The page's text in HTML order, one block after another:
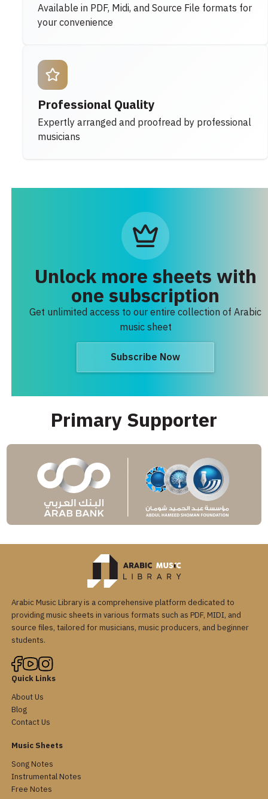
Available in PDF, Midi, and Source File formats for
your convenience
Professional Quality
Expertly arranged and proofread by professional
musicians
Unlock more sheets with
one subscription
Get unlimited access to our entire collection of Arabic
music sheet
Subscribe Now
Primary Supporter
Arabic Music Library is a comprehensive platform dedicated to
providing music sheets in various formats such as PDF, MIDI, and
source files, tailored for musicians, music producers, and beginner
students.
Quick Links
About Us
Blog
Contact Us
Music Sheets
Song Notes
Instrumental Notes
Free Notes